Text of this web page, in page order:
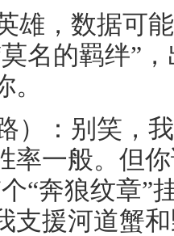
雄，数据可
名的羁绊”
）：别笑，
率一般。但
“奔狼纹章”
支援河道蟹